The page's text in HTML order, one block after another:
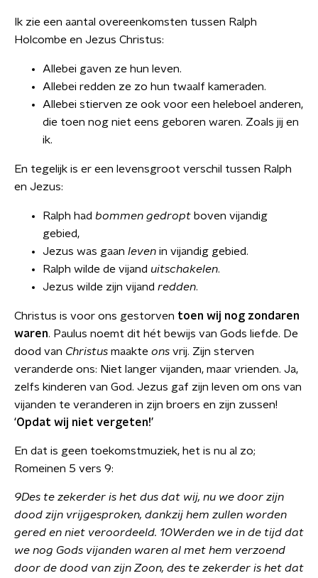
Ik zie een aantal overeenkomsten tussen Ralph
Holcombe en Jezus Christus:
Allebei gaven ze hun leven.
Allebei redden ze zo hun twaalf kameraden.
Allebei stierven ze ook voor een heleboel anderen,
die toen nog niet eens geboren waren. Zoals jij en
ik.
En tegelijk is er een levensgroot verschil tussen Ralph
en Jezus:
Ralph had bommen gedropt boven vijandig
gebied,
Jezus was gaan leven in vijandig gebied.
Ralph wilde de vijand uitschakelen.
Jezus wilde zijn vijand redden.
Christus is voor ons gestorven toen wij nog zondaren
waren. Paulus noemt dit hét bewijs van Gods liefde. De
dood van Christus maakte ons vrij. Zijn sterven
veranderde ons: Niet langer vijanden, maar vrienden. Ja,
zelfs kinderen van God. Jezus gaf zijn leven om ons van
vijanden te veranderen in zijn broers en zijn zussen!
‘Opdat wij niet vergeten!’
En dat is geen toekomstmuziek, het is nu al zo;
Romeinen 5 vers 9:
9Des te zekerder is het dus dat wij, nu we door zijn
dood zijn vrijgesproken, dankzij hem zullen worden
gered en niet veroordeeld. 10Werden we in de tijd dat
we nog Gods vijanden waren al met hem verzoend
door de dood van zijn Zoon, des te zekerder is het dat